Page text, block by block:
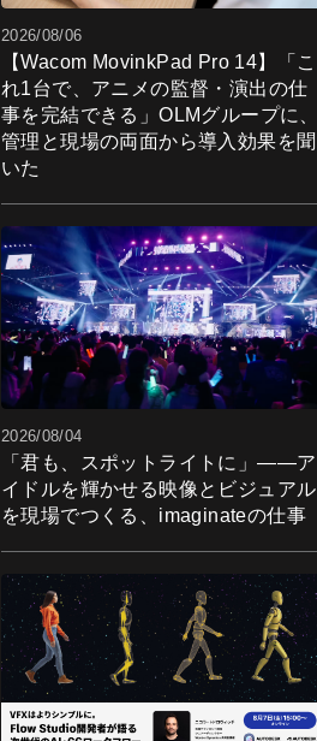
2026/08/06
【Wacom MovinkPad Pro 14】「こ
れ1台で、アニメの監督・演出の仕
事を完結できる」OLMグループに、
管理と現場の両面から導入効果を聞
いた
2026/08/04
「君も、スポットライトに」――ア
イドルを輝かせる映像とビジュアル
を現場でつくる、imaginateの仕事